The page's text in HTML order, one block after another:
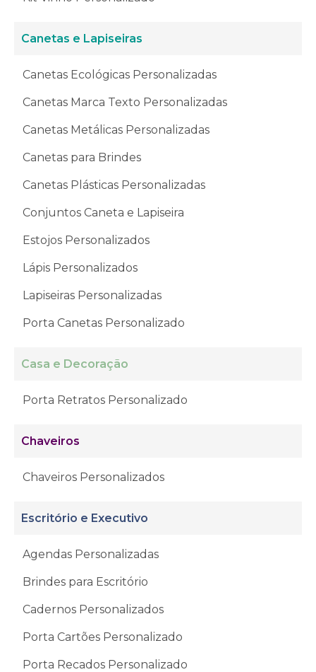
Canetas e Lapiseiras
Canetas Ecológicas Personalizadas
Canetas Marca Texto Personalizadas
Canetas Metálicas Personalizadas
Canetas para Brindes
Canetas Plásticas Personalizadas
Conjuntos Caneta e Lapiseira
Estojos Personalizados
Lápis Personalizados
Lapiseiras Personalizadas
Porta Canetas Personalizado
Casa e Decoração
Porta Retratos Personalizado
Chaveiros
Chaveiros Personalizados
Escritório e Executivo
Agendas Personalizadas
Brindes para Escritório
Cadernos Personalizados
Porta Cartões Personalizado
Porta Recados Personalizado